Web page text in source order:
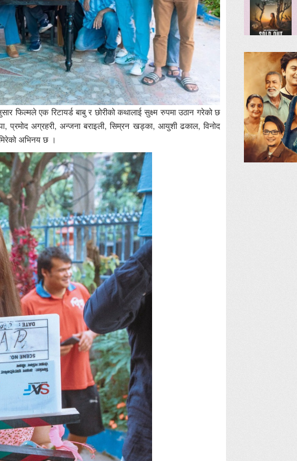
फिल्मले एक रिटायर्ड बाबु र छोरीको कथालाई सुक्ष्म रुपमा उठान गरेको छ
प्रमोद अग्रहरी, अन्जना बराइली, सिम्रन खड्का, आयुशी ढकाल, विनोद
अभिनय छ ।